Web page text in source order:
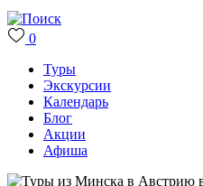
0
Туры
Экскурсии
Календарь
Блог
Акции
Афиша